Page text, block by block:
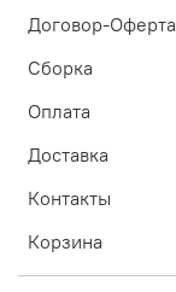
Договор-Оферта
Сборка
Оплата
Доставка
Контакты
Корзина